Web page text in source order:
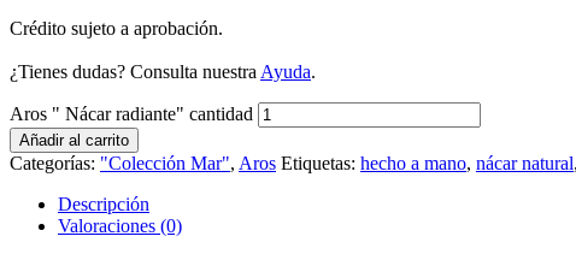
Crédito sujeto a aprobación.
¿Tienes dudas? Consulta nuestra Ayuda.
Aros " Nácar radiante" cantidad
Añadir al carrito
Categorías: "Colección Mar", Aros Etiquetas: hecho a mano, nácar natural,
Descripción
Valoraciones (0)